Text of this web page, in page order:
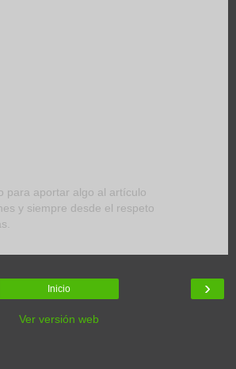
para aportar algo al artículo
y siempre desde el respeto
›
Inicio
Ver versión web